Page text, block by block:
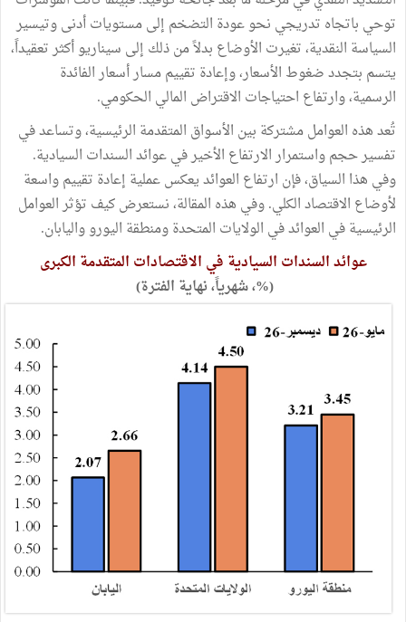
توحي باتجاه تدريجي نحو عودة التضخم إلى مستويات أدنى وتيسير
السياسة النقدية، تغيرت الأوضاع بدلاً من ذلك إلى سيناريو أكثر تعقيداً،
يتسم بتجدد ضغوط الأسعار، وإعادة تقييم مسار أسعار الفائدة
الرسمية، وارتفاع احتياجات الاقتراض المالي الحكومي.
تُعد هذه العوامل مشتركة بين الأسواق المتقدمة الرئيسية، وتساعد في
تفسير حجم واستمرار الارتفاع الأخير في عوائد السندات السيادية.
وفي هذا السياق، فإن ارتفاع العوائد يعكس عملية إعادة تقييم واسعة
لأوضاع الاقتصاد الكلي. وفي هذه المقالة، نستعرض كيف تؤثر العوامل
الرئيسية في العوائد في الولايات المتحدة ومنطقة اليورو واليابان.
عوائد السندات السيادية في الاقتصادات المتقدمة الكبرى
(%، شهرياً، نهاية الفترة)